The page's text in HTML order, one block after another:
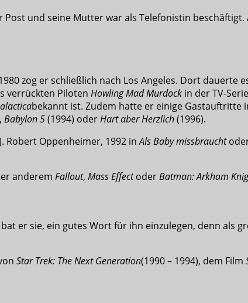
und seine Mutter war als Telefonistin
zog er schließlich nach Los Angeles. Dort dauerte
verrückten Piloten Howling Mad Murdock in der TV-Serie
bekannt ist. Zudem hatte er einige Gastauftritte
Babylon 5(1994) oderHart aber Herzlich(1996).
Robert Oppenheimer, 1992 inAls Baby missbraucht
anderem Fallout, Mass EffectoderBatman: Arkham
er sie, ein gutes Wort für ihn einzulegen, denn als
Star Trek: The Next Generation(1990 – 1994), dem Film